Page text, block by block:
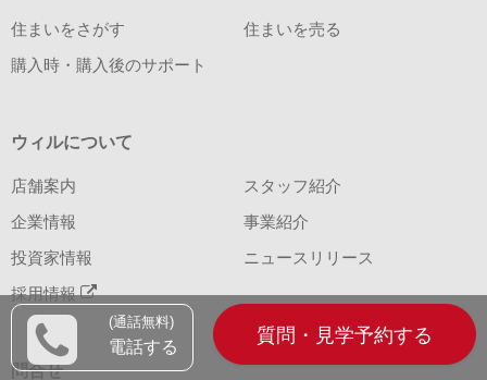
(通話無料)
電話する
質問・見学予約する
住まいをさがす 住まいを売る
購入時・購入後のサポート
ウィルについて
店舗案内 スタッフ紹介
企業情報 事業紹介
投資家情報 ニュースリリース
採用情報
問合せ